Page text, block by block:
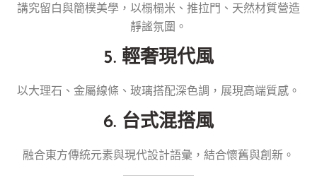
講究留白與簡樸美學，以榻榻米、推拉門、天然材質營造
靜謐氛圍。
5. 輕奢現代風
以大理石、金屬線條、玻璃搭配深色調，展現高端質感。
6. 台式混搭風
融合東方傳統元素與現代設計語彙，結合懷舊與創新。